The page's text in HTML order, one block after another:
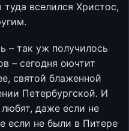
вселился Христос,
– так уж получилось
– сегодня оючтит
святой блаженной
Петербургской. И
любят, даже если не
если не были в Питере